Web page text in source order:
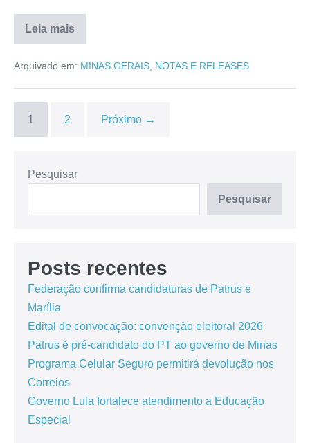
Leia mais
Arquivado em: MINAS GERAIS NOTAS E RELEASES
1 2 Próximo →
Pesquisar
Pesquisar
Posts recentes
Federação confirma candidaturas de Patrus e
Marília
Edital de convocação: convenção eleitoral 2026
Patrus é pré-candidato do PT ao governo de Minas
Programa Celular Seguro permitirá devolução nos
Correios
Governo Lula fortalece atendimento a Educação
Especial